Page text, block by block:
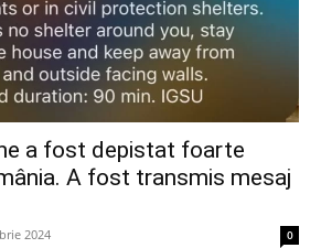
a fost depistat foarte
A fost transmis mesaj
2024 0